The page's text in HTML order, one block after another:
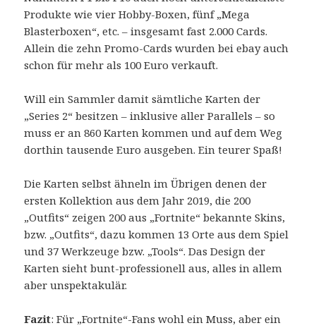
Produkte wie vier Hobby-Boxen, fünf „Mega
Blasterboxen“, etc. – insgesamt fast 2.000 Cards.
Allein die zehn Promo-Cards wurden bei ebay auch
schon für mehr als 100 Euro verkauft.
Will ein Sammler damit sämtliche Karten der
„Series 2“ besitzen – inklusive aller Parallels – so
muss er an 860 Karten kommen und auf dem Weg
dorthin tausende Euro ausgeben. Ein teurer Spaß!
Die Karten selbst ähneln im Übrigen denen der
ersten Kollektion aus dem Jahr 2019, die 200
„Outfits“ zeigen 200 aus „Fortnite“ bekannte Skins,
bzw. „Outfits“, dazu kommen 13 Orte aus dem Spiel
und 37 Werkzeuge bzw. „Tools“. Das Design der
Karten sieht bunt-professionell aus, alles in allem
aber unspektakulär.
Fazit: Für „Fortnite“-Fans wohl ein Muss, aber ein